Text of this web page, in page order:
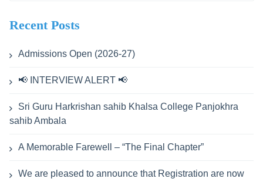
Recent Posts
Admissions Open (2026-27)
📢 INTERVIEW ALERT 📢
Sri Guru Harkrishan sahib Khalsa College Panjokhra
sahib Ambala
A Memorable Farewell – “The Final Chapter”
We are pleased to announce that Registration are now